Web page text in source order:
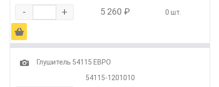
- + 5 260 ₽ 0 шт.
Ä
1
Глушитель 54115 ЕВРО
54115-1201010